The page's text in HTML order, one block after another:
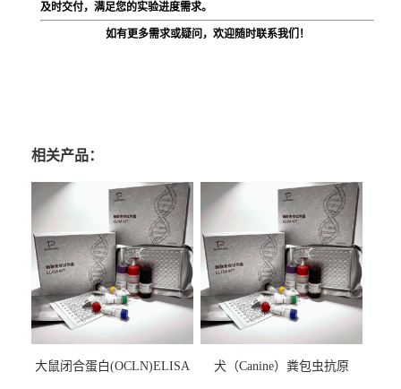
及时交付，满足您的实验进度需求。
如有更多需求或疑问，欢迎随时联系我们！
相关产品：
大鼠闭合蛋白(OCLN)ELISA
犬（Canine）粪包虫抗原